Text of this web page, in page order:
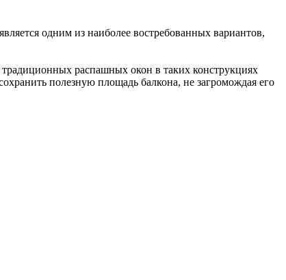
одним из наиболее востребованных вариантов,
распашных окон в таких конструкциях
полезную площадь балкона, не загромождая его